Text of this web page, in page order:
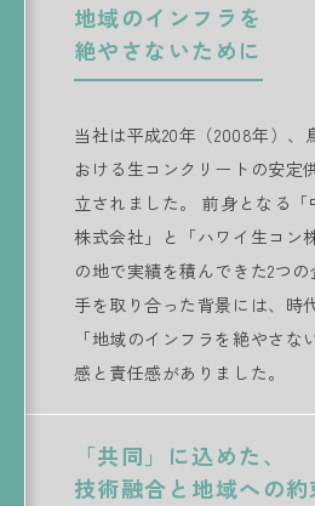
地域のインフラを
絶やさないために
当社は平成20年（2008年）、
おける生コンクリートの安定
立されました。 前身となる「
株式会社」と「ハワイ生コン
の地で実績を積んできた2つの
手を取り合った背景には、時
「地域のインフラを絶やさな
感と責任感がありました。
「共同」に込めた、
技術融合と地域への約